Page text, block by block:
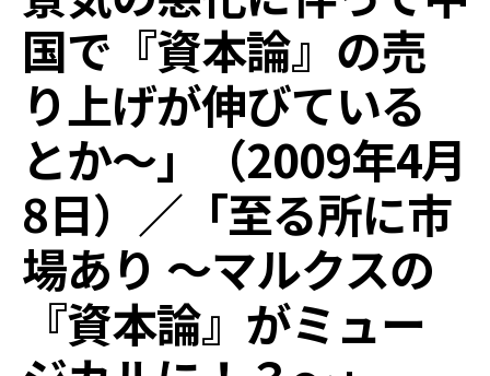
国で『資本論』の売
り上げが伸びている
とか～」（2009年4月
8日）／「至る所に市
場あり ～マルクスの
『資本論』がミュー